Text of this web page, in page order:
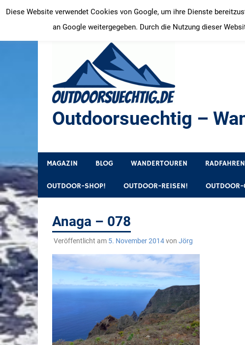
Inhalt
springen
Outdoorsuechtig –
MAGAZIN BLOG WANDERTOUREN RADFAHREN
OUTDOOR-SHOP! OUTDOOR-REISEN! OUTDOOR-
Anaga – 078
Veröffentlicht am 5. November 2014von Jörg
Diese Website verwendet Cookies von Google, um ihre Dienste
an Google weitergegeben. Durch die Nutzung dieser